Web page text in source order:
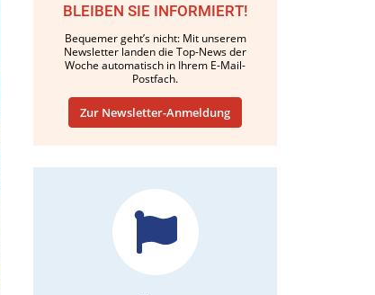
BLEIBEN SIE INFORMIERT!
Bequemer geht’s nicht: Mit unserem
Newsletter landen die Top-News der
Woche automatisch in Ihrem E-Mail-
Postfach.
Zur Newsletter-Anmeldung